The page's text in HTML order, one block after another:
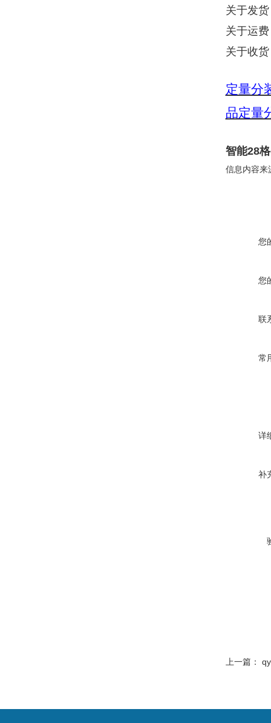
关于发
关于运
关于收
定量分
品定量
智能28
信息内容来
您
您
联
常
详
补
上一篇：